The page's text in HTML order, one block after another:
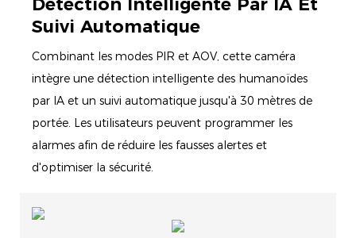
Détection Intelligente Par IA Et
Suivi Automatique
Combinant les modes PIR et AOV, cette caméra
intègre une détection intelligente des humanoïdes
par IA et un suivi automatique jusqu'à 30 mètres de
portée. Les utilisateurs peuvent programmer les
alarmes afin de réduire les fausses alertes et
d'optimiser la sécurité.